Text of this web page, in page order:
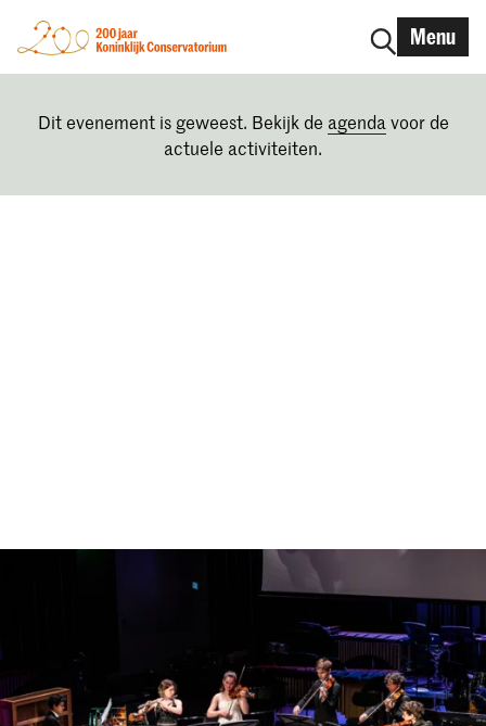
Menu
Dit evenement is geweest. Bekijk de agenda voor de
actuele activiteiten.